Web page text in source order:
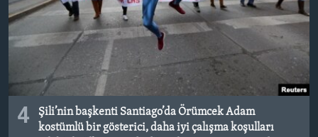
4
Şili’nin başkenti Santiago’da Örümcek Adam
kostümlü bir gösterici, daha iyi çalışma koşulları